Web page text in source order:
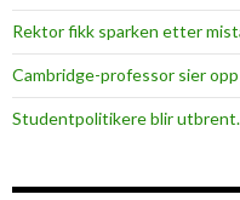
Rektor fikk sparken etter
Cambridge-professor sier
Studentpolitikere blir